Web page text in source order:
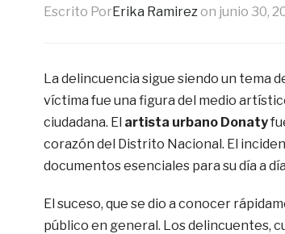
Escrito PorErika Ramirez on junio 30,
La delincuencia sigue siendo un tema
víctima fue una figura del medio
ciudadana. El artista urbano Donaty
corazón del Distrito Nacional. El
documentos esenciales para su día a
El suceso, que se dio a conocer
público en general. Los delincuentes,